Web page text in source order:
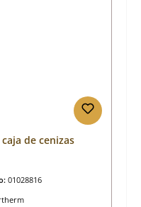
de cenizas
01028816